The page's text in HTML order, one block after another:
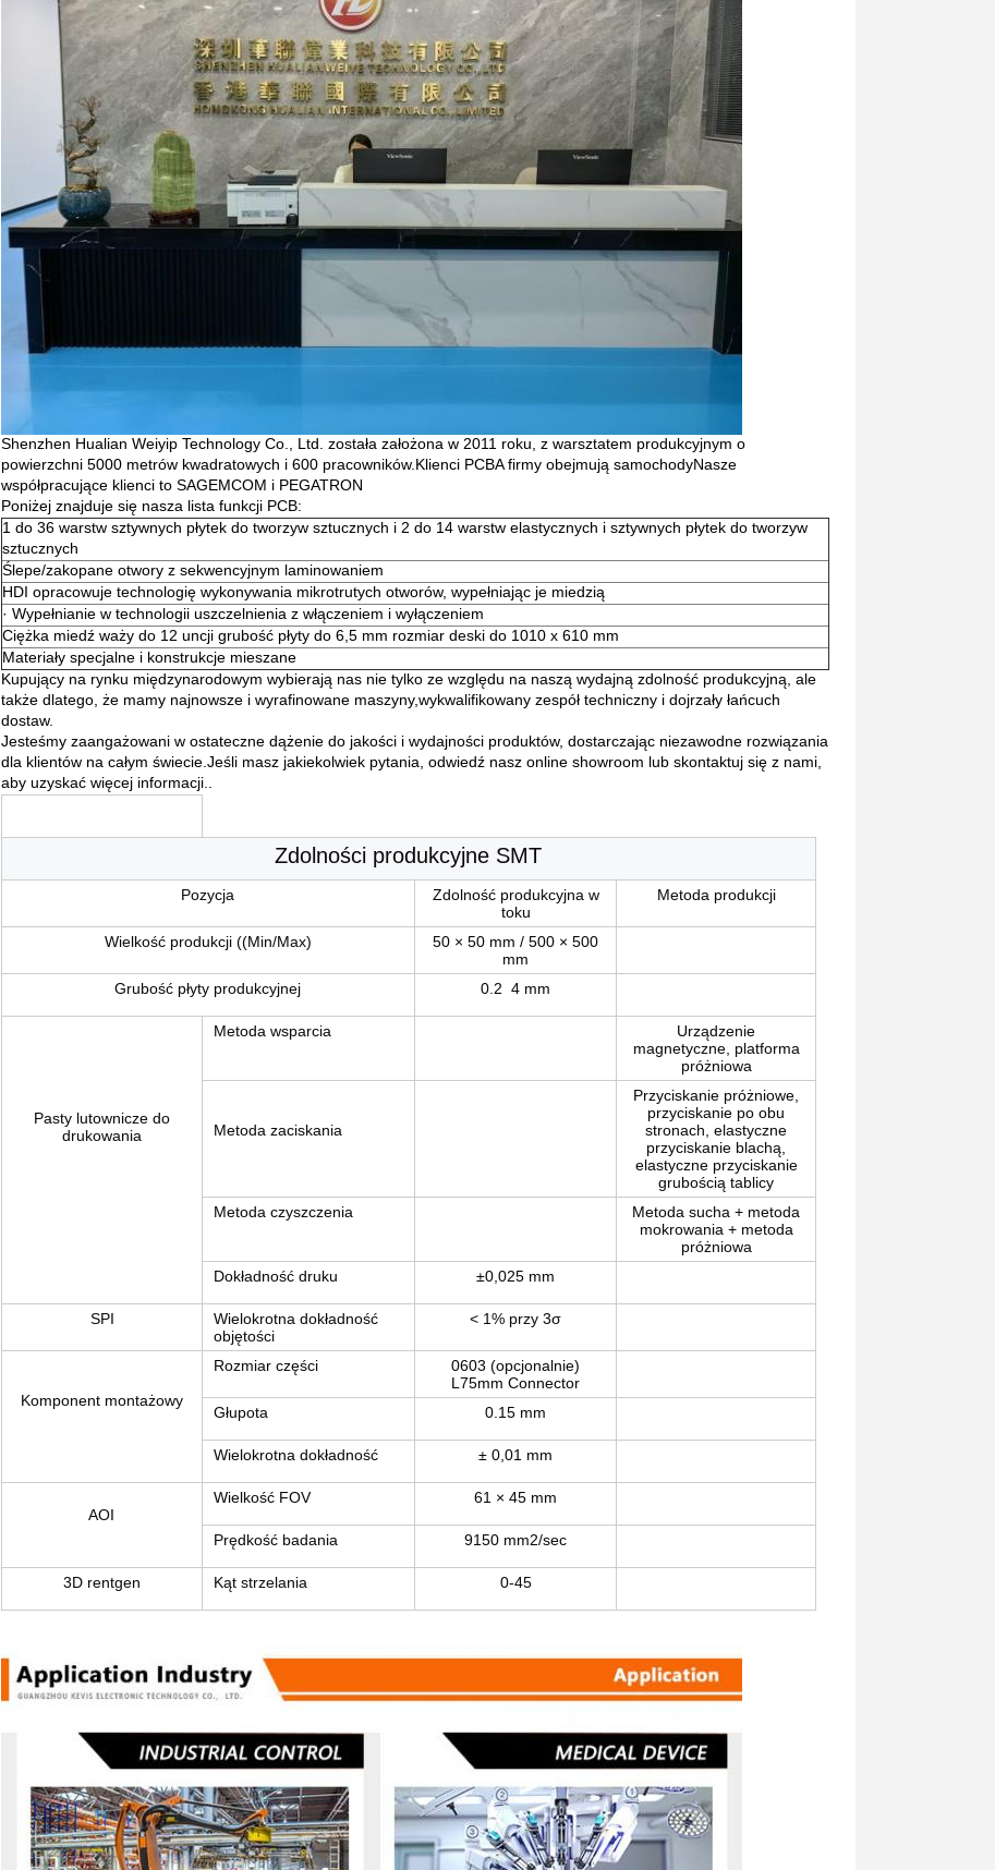
Shenzhen Hualian Weiyip Technology Co., Ltd. została założona w 2011 roku, z warsztatem produkcyjnym o
powierzchni 5000 metrów kwadratowych i 600 pracowników.Klienci PCBA firmy obejmują samochodyNasze
współpracujące klienci to SAGEMCOM i PEGATRON
Poniżej znajduje się nasza lista funkcji PCB:
1 do 36 warstw sztywnych płytek do tworzyw sztucznych i 2 do 14 warstw elastycznych i sztywnych płytek do tworzyw
sztucznych
Ślepe/zakopane otwory z sekwencyjnym laminowaniem
HDI opracowuje technologię wykonywania mikrotrutych otworów, wypełniając je miedzią
· Wypełnianie w technologii uszczelnienia z włączeniem i wyłączeniem
Ciężka miedź waży do 12 uncji grubość płyty do 6,5 mm rozmiar deski do 1010 x 610 mm
Materiały specjalne i konstrukcje mieszane
Kupujący na rynku międzynarodowym wybierają nas nie tylko ze względu na naszą wydajną zdolność produkcyjną, ale
także dlatego, że mamy najnowsze i wyrafinowane maszyny,wykwalifikowany zespół techniczny i dojrzały łańcuch
dostaw.
Jesteśmy zaangażowani w ostateczne dążenie do jakości i wydajności produktów, dostarczając niezawodne rozwiązania
dla klientów na całym świecie.Jeśli masz jakiekolwiek pytania, odwiedź nasz online showroom lub skontaktuj się z nami,
aby uzyskać więcej informacji..
Zdolności produkcyjne SMT
Pozycja
Zdolność produkcyjna w
toku
Metoda produkcji
Wielkość produkcji ((Min/Max)
50 × 50 mm / 500 × 500
mm
Grubość płyty produkcyjnej
0.2 ️ 4 mm
Pasty lutownicze do
drukowania
Metoda wsparcia
Urządzenie
magnetyczne, platforma
próżniowa
Metoda zaciskania
Przyciskanie próżniowe,
przyciskanie po obu
stronach, elastyczne
przyciskanie blachą,
elastyczne przyciskanie
grubością tablicy
Metoda czyszczenia
Metoda sucha + metoda
mokrowania + metoda
próżniowa
Dokładność druku
±0,025 mm
SPI
Wielokrotna dokładność
objętości
< 1% przy 3σ
Komponent montażowy
Rozmiar części
0603 (opcjonalnie)
L75mm Connector
Głupota
0.15 mm
Wielokrotna dokładność ± 0,01 mm
AOI
Wielkość FOV 61 × 45 mm
Prędkość badania 9150 mm2/sec
3D rentgen Kąt strzelania 0-45